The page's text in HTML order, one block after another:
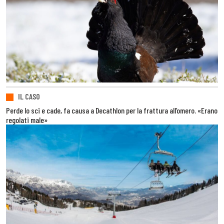
IL CASO
Perde lo sci e cade, fa causa a Decathlon per la frattura all’omero. «Erano
regolati male»